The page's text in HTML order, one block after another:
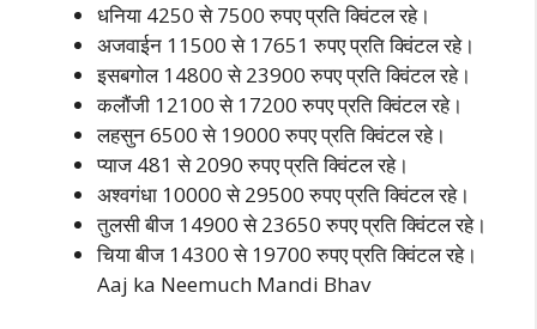
धनिया 4250 से 7500 रुपए प्रति क्विंटल रहे।
अजवाईन 11500 से 17651 रुपए प्रति क्विंटल रहे।
इसबगोल 14800 से 23900 रुपए प्रति क्विंटल रहे।
कलौंजी 12100 से 17200 रुपए प्रति क्विंटल रहे।
लहसुन 6500 से 19000 रुपए प्रति क्विंटल रहे।
प्याज 481 से 2090 रुपए प्रति क्विंटल रहे।
अश्वगंधा 10000 से 29500 रुपए प्रति क्विंटल रहे।
तुलसी बीज 14900 से 23650 रुपए प्रति क्विंटल रहे।
चिया बीज 14300 से 19700 रुपए प्रति क्विंटल रहे।
Aaj ka Neemuch Mandi Bhav